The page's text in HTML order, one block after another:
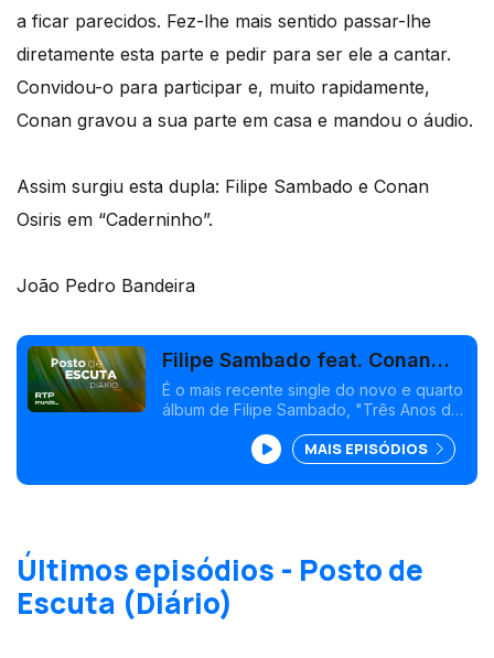
a ficar parecidos. Fez-lhe mais sentido passar-lhe
diretamente esta parte e pedir para ser ele a cantar.
Convidou-o para participar e, muito rapidamente,
Conan gravou a sua parte em casa e mandou o áudio.
Assim surgiu esta dupla: Filipe Sambado e Conan
Osiris em “Caderninho”.
João Pedro Bandeira
Filipe Sambado feat. Conan
Osiris - "Caderninho"
É o mais recente single do novo e quarto
álbum de Filipe Sambado, "Três Anos de
MAIS EPISÓDIOS
Últimos episódios - Posto de
Escuta (Diário)